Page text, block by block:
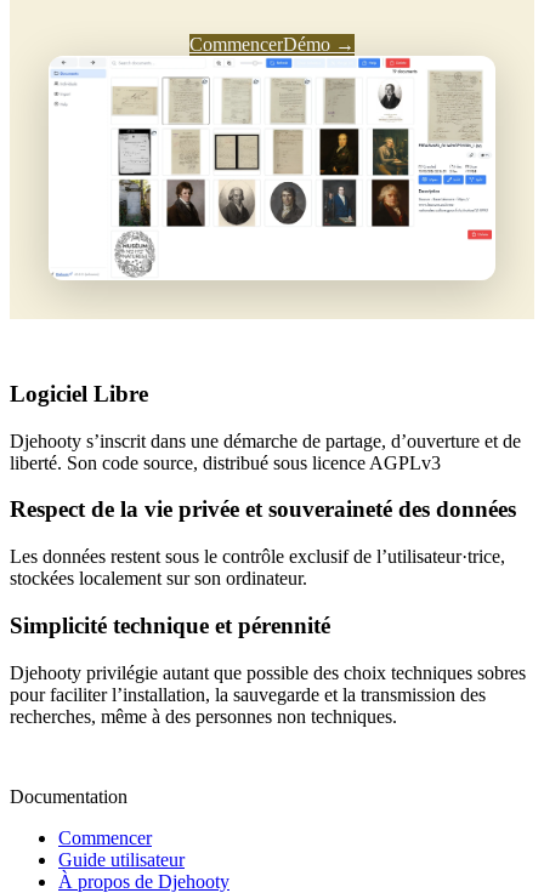
CommencerDémo →
Logiciel Libre
Djehooty s’inscrit dans une démarche de partage, d’ouverture et de
liberté. Son code source, distribué sous licence AGPLv3
Respect de la vie privée et souveraineté des données
Les données restent sous le contrôle exclusif de l’utilisateur·trice,
stockées localement sur son ordinateur.
Simplicité technique et pérennité
Djehooty privilégie autant que possible des choix techniques sobres
pour faciliter l’installation, la sauvegarde et la transmission des
recherches, même à des personnes non techniques.
Documentation
Commencer
Guide utilisateur
À propos de Djehooty